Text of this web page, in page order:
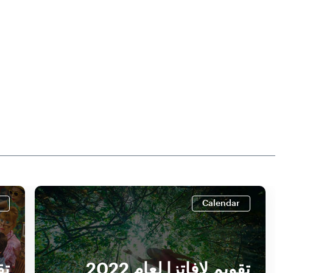
Calendar
تقويم لافاتزا لعام 2022